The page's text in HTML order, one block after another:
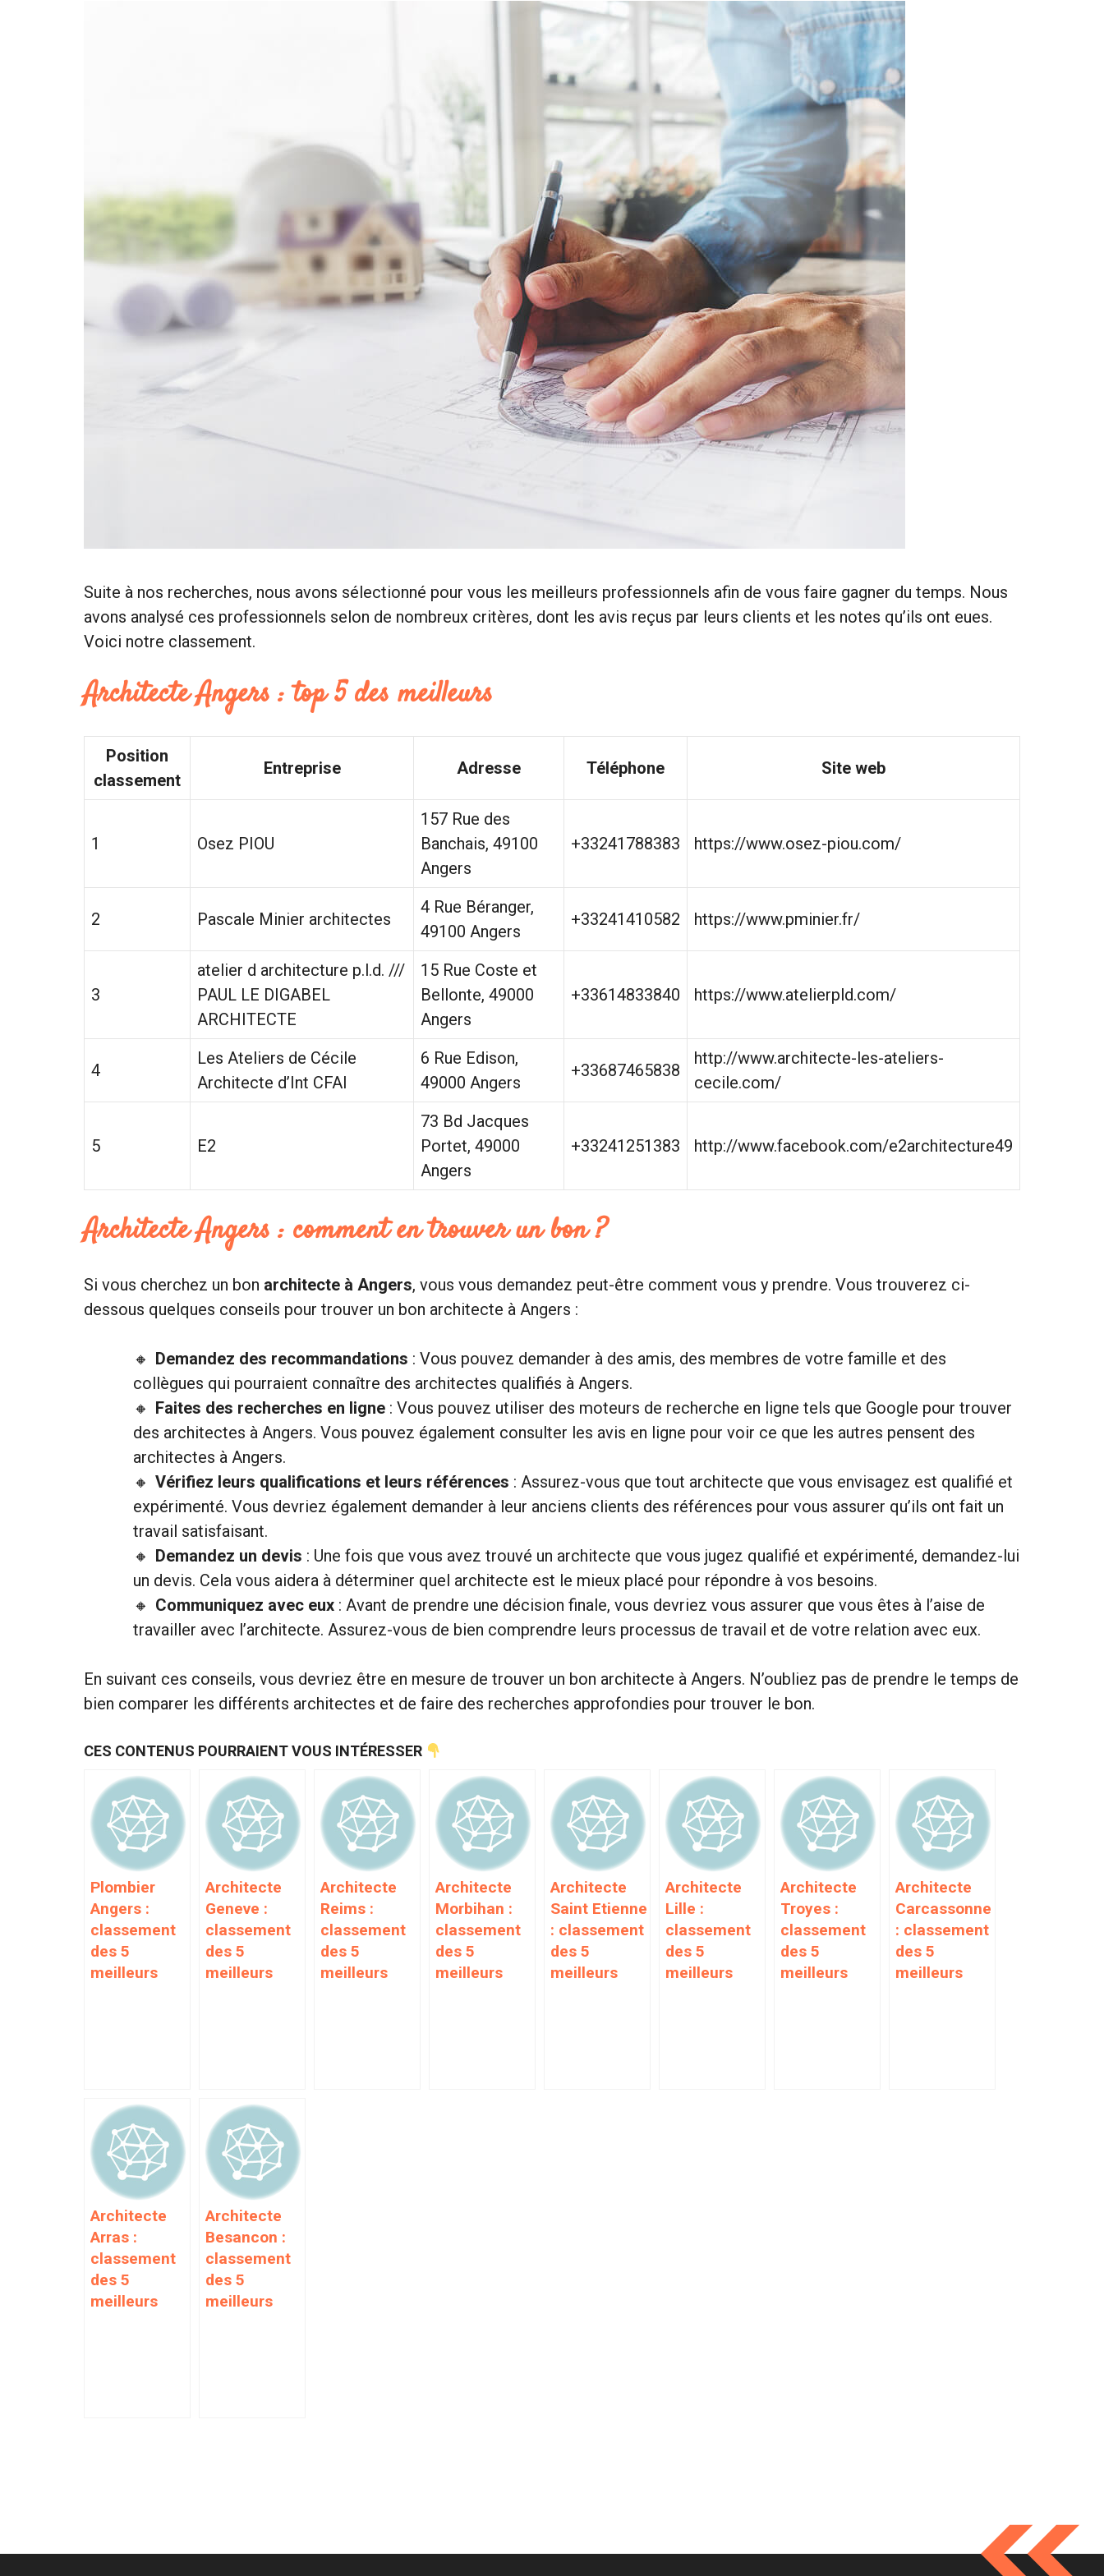
Suite à nos recherches, nous avons sélectionné pour vous les meilleurs professionnels afin de vous faire gagner du temps. Nous
avons analysé ces professionnels selon de nombreux critères, dont les avis reçus par leurs clients et les notes qu’ils ont eues.
Voici notre classement.
Architecte Angers : top 5 des meilleurs
Position
classement
Entreprise Adresse Téléphone Site web
1 Osez PIOU
157 Rue des
Banchais, 49100
Angers
+33241788383 https://www.osez-piou.com/
2 Pascale Minier architectes
4 Rue Béranger,
49100 Angers
+33241410582 https://www.pminier.fr/
3
atelier d architecture p.l.d. ///
PAUL LE DIGABEL
ARCHITECTE
15 Rue Coste et
Bellonte, 49000
Angers
+33614833840 https://www.atelierpld.com/
4
Les Ateliers de Cécile
Architecte d’Int CFAI
6 Rue Edison,
49000 Angers
+33687465838
http://www.architecte-les-ateliers-
cecile.com/
5 E2
73 Bd Jacques
Portet, 49000
Angers
+33241251383 http://www.facebook.com/e2architecture49
Architecte Angers : comment en trouver un bon ?
Si vous cherchez un bon architecte à Angers, vous vous demandez peut-être comment vous y prendre. Vous trouverez ci-
dessous quelques conseils pour trouver un bon architecte à Angers :
Demandez des recommandations : Vous pouvez demander à des amis, des membres de votre famille et des
collègues qui pourraient connaître des architectes qualifiés à Angers.
Faites des recherches en ligne : Vous pouvez utiliser des moteurs de recherche en ligne tels que Google pour trouver
des architectes à Angers. Vous pouvez également consulter les avis en ligne pour voir ce que les autres pensent des
architectes à Angers.
Vérifiez leurs qualifications et leurs références : Assurez-vous que tout architecte que vous envisagez est qualifié et
expérimenté. Vous devriez également demander à leur anciens clients des références pour vous assurer qu’ils ont fait un
travail satisfaisant.
Demandez un devis : Une fois que vous avez trouvé un architecte que vous jugez qualifié et expérimenté, demandez-lui
un devis. Cela vous aidera à déterminer quel architecte est le mieux placé pour répondre à vos besoins.
Communiquez avec eux : Avant de prendre une décision finale, vous devriez vous assurer que vous êtes à l’aise de
travailler avec l’architecte. Assurez-vous de bien comprendre leurs processus de travail et de votre relation avec eux.
En suivant ces conseils, vous devriez être en mesure de trouver un bon architecte à Angers. N’oubliez pas de prendre le temps de
bien comparer les différents architectes et de faire des recherches approfondies pour trouver le bon.
CES CONTENUS POURRAIENT VOUS INTÉRESSER
Plombier
Angers :
classement
des 5
meilleurs
Architecte
Geneve :
classement
des 5
meilleurs
Architecte
Reims :
classement
des 5
meilleurs
Architecte
Morbihan :
classement
des 5
meilleurs
Architecte
Saint Etienne
: classement
des 5
meilleurs
Architecte
Lille :
classement
des 5
meilleurs
Architecte
Troyes :
classement
des 5
meilleurs
Architecte
Carcassonne
: classement
des 5
meilleurs
Architecte
Arras :
classement
des 5
meilleurs
Architecte
Besancon :
classement
des 5
meilleurs